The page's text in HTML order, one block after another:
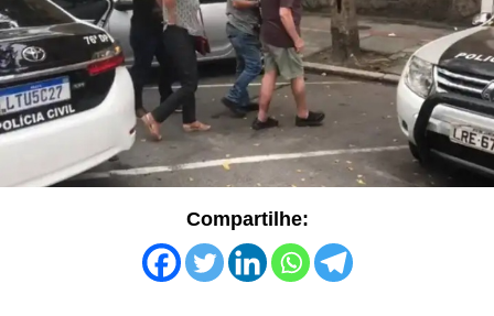
Compartilhe: